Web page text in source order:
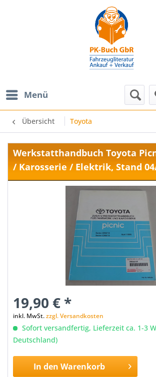
Menü
Übersicht Toyota
Werkstatthandbuch Toyota
/ Karosserie / Elektrik, Stand
19,90 € *
inkl. MwSt.zzgl. Versandkosten
Sofort versandfertig, Lieferzeit ca. 1-3
Deutschland)
In den Warenkorb